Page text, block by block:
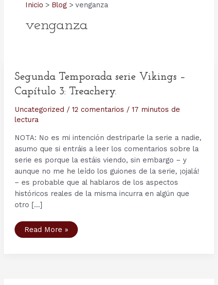
Inicio Blog venganza
venganza
Segunda Temporada serie Vikings –
Capítulo 3: Treachery.
Uncategorized / 12 comentarios / 17 minutos de
lectura
NOTA: No es mi intención destriparle la serie a nadie,
asumo que si entráis a leer los comentarios sobre la
serie es porque la estáis viendo, sin embargo – y
aunque no me he leído los guiones de la serie, ¡ojalá!
– es probable que al hablaros de los aspectos
históricos reales de la misma incurra en algún que
otro […]
Segunda
Temporada
Read More »